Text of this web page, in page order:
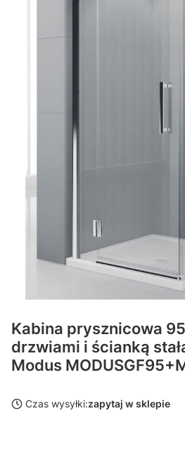
Kabina prysznicowa
drzwiami i ścianką
Modus
Czas wysyłki:zapytaj w sklepie